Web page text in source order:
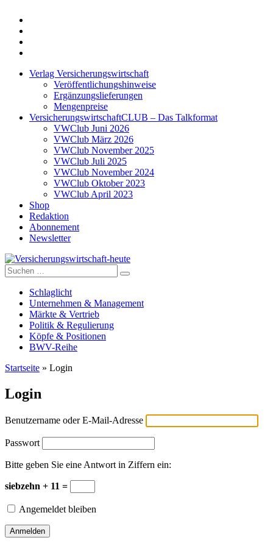
Verlag Versicherungswirtschaft
Veröffentlichungshinweise
Ergänzungslieferungen
Mengenpreise
VersicherungswirtschaftCLUB – Das Talkformat
VWClub Juni 2026
VWClub März 2026
VWClub November 2025
VWClub Juli 2025
VWClub November 2024
VWClub Oktober 2023
VWClub April 2023
Shop
Redaktion
Abonnement
Newsletter
Versicherungswirtschaft-heute
Suche
nach:
Schlaglicht
Unternehmen & Management
Märkte & Vertrieb
Politik & Regulierung
Köpfe & Positionen
BWV-Reihe
Startseite » Login
Login
Benutzername oder E-Mail-Adresse
Passwort
Bitte geben Sie eine Antwort in Ziffern ein:
siebzehn + 11 =
Angemeldet bleiben